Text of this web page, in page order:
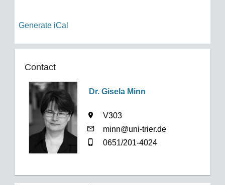
Generate iCal
Contact
Dr. Gisela Minn
V303
minn@uni-trier.de
0651/201-4024